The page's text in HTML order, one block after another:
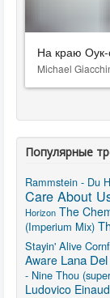
На краю Оук-
Michael
Популярные
Rammstein - Du
Care About
Horizon The
(Imperium Mix)
Stayin' Alive
Aware Lana
- Nine Thou
Ludovico